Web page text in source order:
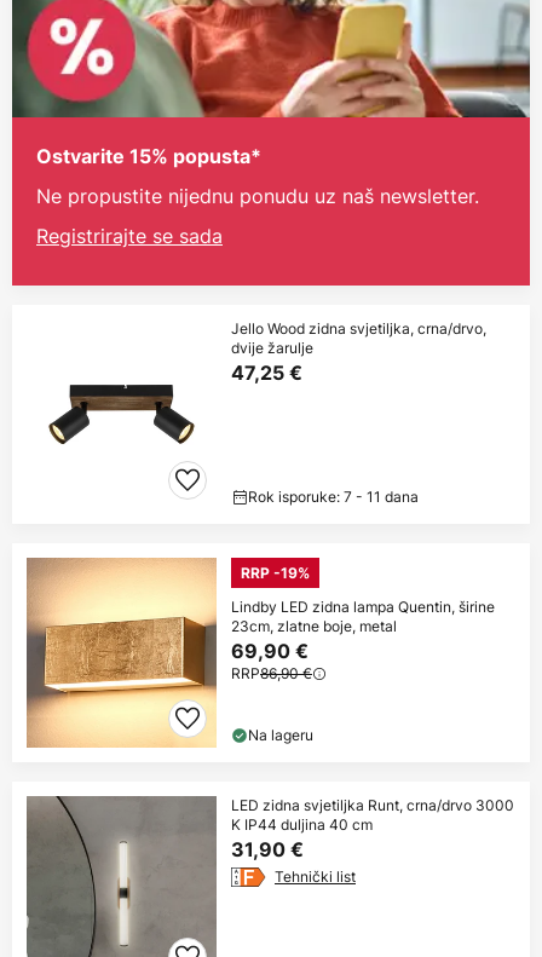
Ostvarite 15% popusta*
Ne propustite nijednu ponudu uz naš newsletter.
Registrirajte se sada
Jello Wood zidna svjetiljka, crna/drvo,
dvije žarulje
47,25 €
Rok isporuke: 7 - 11 dana
RRP -19%
Lindby LED zidna lampa Quentin, širine
23cm, zlatne boje, metal
69,90 €
RRP86,90 €
Na lageru
LED zidna svjetiljka Runt, crna/drvo 3000
K IP44 duljina 40 cm
31,90 €
Tehnički list